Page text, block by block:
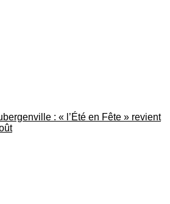
: « l’Été en Fête » revient